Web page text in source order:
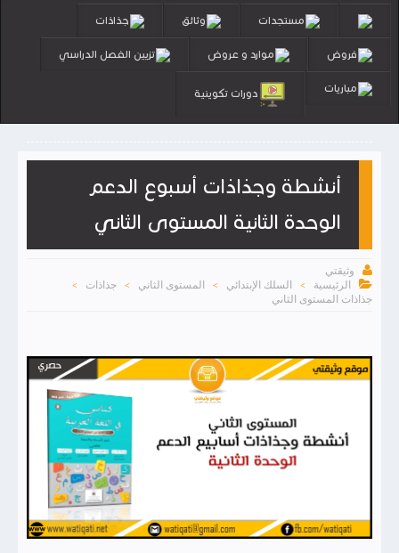
مستجدات وثائق جذاذات
فروض موارد و عروض تزيين الفصل الدراسي
مباريات دورات تكوينية
أنشطة وجذاذات أسبوع الدعم
الوحدة الثانية المستوى الثاني

وثيقتي

الرئيسية > السلك الإبتدائي > المستوى الثاني > جذاذات >
جذاذات المستوى الثاني